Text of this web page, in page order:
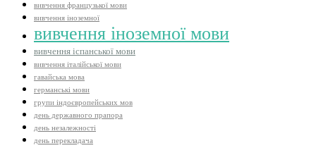
вивчення французької мови
вивчення іноземної
вивчення іноземної мови
вивчення іспанської мови
вивчення італійської мови
гавайська мова
германські мови
групи індоєвропейських мов
день державного прапора
день незалежності
день перекладача